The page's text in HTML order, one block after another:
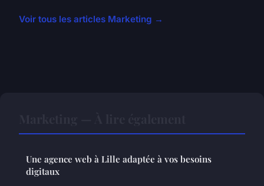
Voir tous les articles Marketing →
Une agence web à Lille adaptée à vos besoins
digitaux